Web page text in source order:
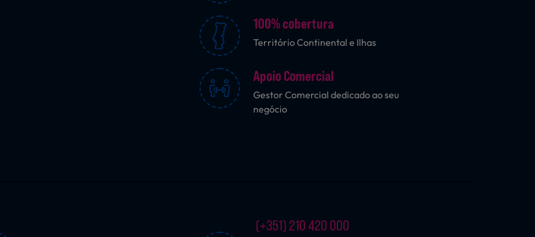
100% cobertura
Território Continental e Ilhas
Apoio Comercial
Gestor Comercial dedicado ao seu
negócio
(+351) 210 420 000